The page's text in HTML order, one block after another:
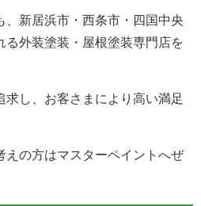
、新居浜市・西条市・四国中央
る外装塗装・屋根塗装専門店を
し、お客さまにより高い満足
えの方はマスターペイントへぜ